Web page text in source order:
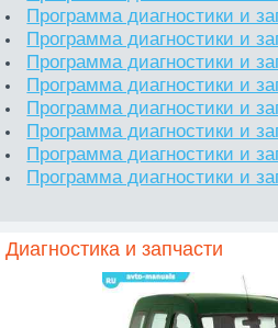
Программа диагностики и
Программа диагностики и
Программа диагностики и
Программа диагностики и
Программа диагностики и
Программа диагностики и
Программа диагностики и
Программа диагностики и
Диагностика и запчасти